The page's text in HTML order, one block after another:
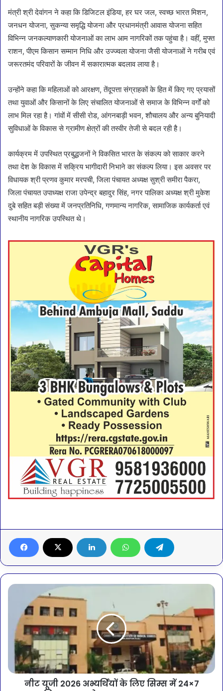
मंत्री श्री देवांगन ने कहा कि डिजिटल इंडिया, हर घर जल, स्वच्छ भारत मिशन,
जनधन योजना, सुकन्या समृद्धि योजना और प्रधानमंत्री आवास योजना सहित
विभिन्न जनकल्याणकारी योजनाओं का लाभ आम नागरिकों तक पहुंचा है। वहीं, मुफ्त
राशन, पीएम किसान सम्मान निधि और उज्ज्वला योजना जैसी योजनाओं ने गरीब एवं
जरूरतमंद परिवारों के जीवन में सकारात्मक बदलाव लाया है।
उन्होंने कहा कि महिलाओं को आरक्षण, तेंदूपत्ता संग्राहकों के हित में किए गए प्रयासों
तथा युवाओं और किसानों के लिए संचालित योजनाओं से समाज के विभिन्न वर्गों को
लाभ मिल रहा है। गांवों में सीसी रोड, आंगनबाड़ी भवन, शौचालय और अन्य बुनियादी
सुविधाओं के विकास से ग्रामीण क्षेत्रों की तस्वीर तेजी से बदल रही है।
कार्यक्रम में उपस्थित प्रबुद्धजनों ने विकसित भारत के संकल्प को साकार करने
तथा देश के विकास में सक्रिय भागीदारी निभाने का संकल्प लिया। इस अवसर पर
विधायक श्री प्रणव कुमार मरपची, जिला पंचायत अध्यक्ष सुश्री समीरा पैकरा,
जिला पंचायत उपाध्यक्ष राजा उपेन्द्र बहादुर सिंह, नगर पालिका अध्यक्ष श्री मुकेश
दुबे सहित बड़ी संख्या में जनप्रतिनिधि, गणमान्य नागरिक, सामाजिक कार्यकर्ता एवं
स्थानीय नागरिक उपस्थित थे।
नीट यूजी 2026 अभ्यर्थियों के लिए सिम्स में 24×7